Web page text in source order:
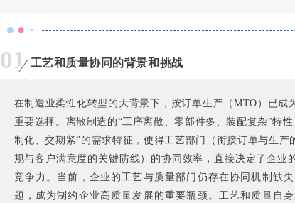
01 工艺和质量协同的背景和挑战
在制造业柔性化转型的大背景下，按订单生产（MTO）已成
重要选择。离散制造的“工序离散、零部件多、装配复杂”特
制化、交期紧”的需求特征，使得工艺部门（衔接订单与生
规与客户满意度的关键防线）的协同效率，直接决定了企业
竞争力。当前，企业的工艺与质量部门仍存在协同机制缺
题，成为制约企业高质量发展的重要瓶颈。工艺和质量自